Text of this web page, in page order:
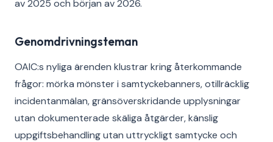
av 2025 och början av 2026.
Genomdrivningsteman
OAIC:s nyliga ärenden klustrar kring återkommande
frågor: mörka mönster i samtyckebanners, otillräcklig
incidentanmälan, gränsöverskridande upplysningar
utan dokumenterade skäliga åtgärder, känslig
uppgiftsbehandling utan uttryckligt samtycke och